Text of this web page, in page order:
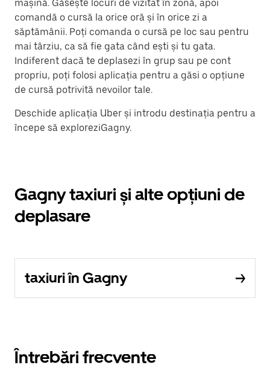
mașină. Găsește locuri de vizitat în zonă, apoi
comandă o cursă la orice oră și în orice zi a
săptămânii. Poți comanda o cursă pe loc sau pentru
mai târziu, ca să fie gata când ești și tu gata.
Indiferent dacă te deplasezi în grup sau pe cont
propriu, poți folosi aplicația pentru a găsi o opțiune
de cursă potrivită nevoilor tale.
Deschide aplicația Uber și introdu destinația pentru a
începe să exploreziGagny.
Gagny taxiuri și alte opțiuni de
deplasare
taxiuri în Gagny
Întrebări frecvente